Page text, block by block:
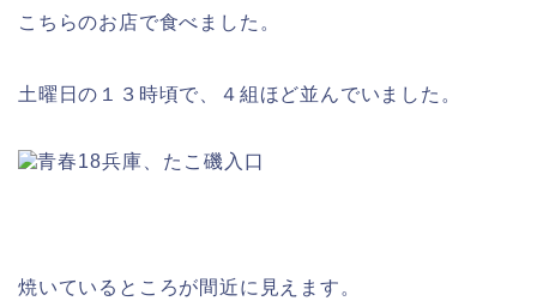
こちらのお店で食べました。
土曜日の１３時頃で、４組ほど並んでいました。
焼いているところが間近に見えます。